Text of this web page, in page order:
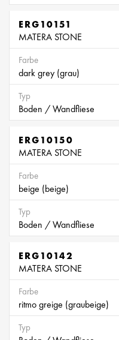
ERG10151
MATERA STONE
Farbe
dark grey (grau)
Typ
Boden / Wandfliese
ERG10150
MATERA STONE
Farbe
beige (beige)
Typ
Boden / Wandfliese
ERG10142
MATERA STONE
Farbe
ritmo greige (graubeige)
Typ